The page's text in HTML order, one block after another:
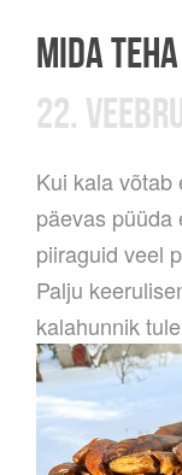
MIDA
22.
Kui kala võtab
päevas püüda
piiraguid veel
Palju
kalahunnik